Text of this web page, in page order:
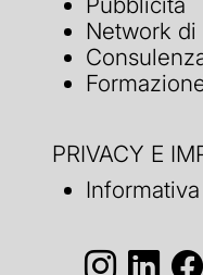
Network di
PRIVACY E